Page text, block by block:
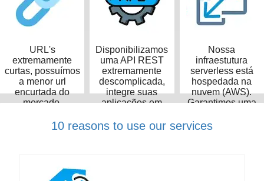
URL's
extremamente
curtas, possuímos
a menor url
encurtada do
mercado,
14 caracteres
Disponibilizamos
uma API REST
extremamente
descomplicada,
integre suas
aplicações em
Nossa
infraestutura
serverless está
hospedada na
nuvem (AWS).
Garantimos uma
disponibilidade de
10 reasons to use our services